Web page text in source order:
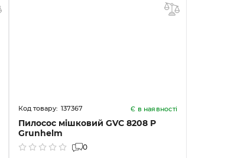
137367 Є в наявності
Пилосос мішковий GVC 8208 P
Grunhelm
0